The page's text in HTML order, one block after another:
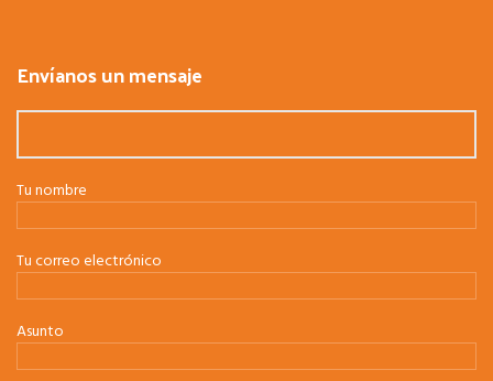
Envíanos un mensaje
Tu nombre
Tu correo electrónico
Asunto